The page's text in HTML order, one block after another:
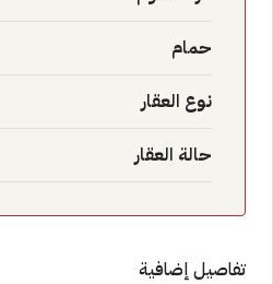
حمام
نوع العقار
حالة العقار
تفاصيل إضافية